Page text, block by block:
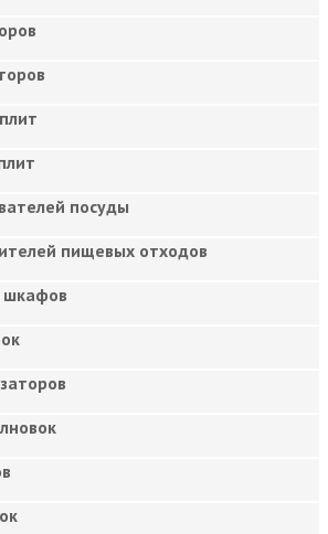
посуды
пищевых отходов
шкафов